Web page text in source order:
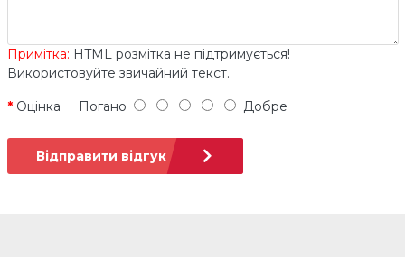
Примітка: HTML розмітка не підтримується!
Використовуйте звичайний текст.
Оцінка Погано Добре
Відправити відгук